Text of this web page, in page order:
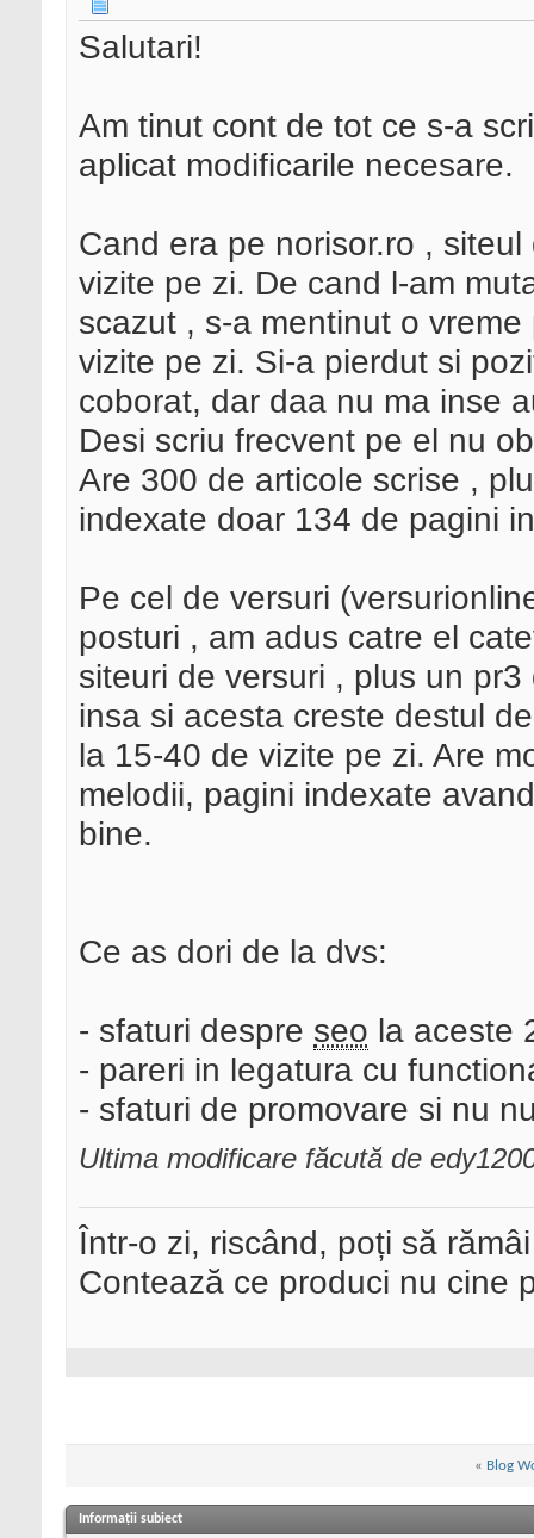
Salutari!
Am tinut cont de tot ce s-a
aplicat modificarile necesare.
Cand era pe norisor.ro ,
vizite pe zi. De cand l-am
scazut , s-a mentinut o
vizite pe zi. Si-a pierdut si
coborat, dar daa nu ma inse
Desi scriu frecvent pe el nu
Are 300 de articole scrise ,
indexate doar 134 de pagini
Pe cel de versuri
posturi , am adus catre el
siteuri de versuri , plus un
insa si acesta creste destul
la 15-40 de vizite pe zi. Are
melodii, pagini indexate
bine.
Ce as dori de la dvs:
- sfaturi despre seo la aceste
- pareri in legatura cu
- sfaturi de promovare si nu
Ultima modificare făcută de
Într-o zi, riscând, poți să
Contează ce produci nu cine
« Blog
Informații subiect